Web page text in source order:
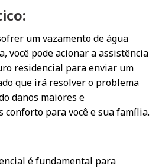
um vazamento de água
você pode acionar a assistência
residencial para enviar um
que irá resolver o problema
danos maiores e
conforto para você e sua família.
é fundamental para